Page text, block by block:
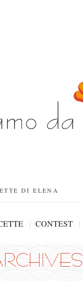
DI ELENA
CONTEST